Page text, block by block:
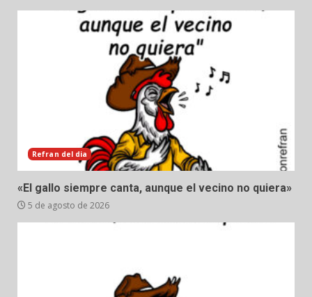
Refran del dia
«El gallo siempre canta, aunque el vecino no quiera»
5 de agosto de 2026